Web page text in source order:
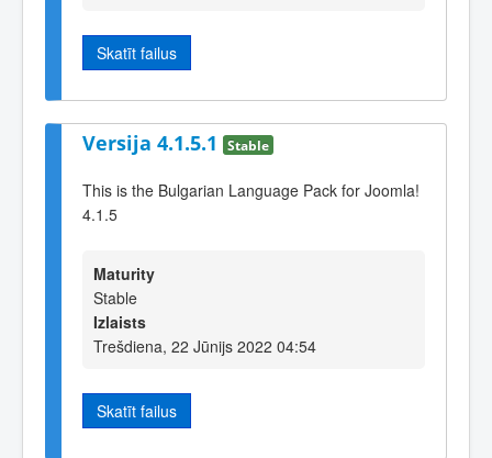
Skatīt failus
Versija 4.1.5.1 Stable
This is the Bulgarian Language Pack for Joomla!
4.1.5
Maturity
Stable
Izlaists
Trešdiena, 22 Jūnijs 2022 04:54
Skatīt failus